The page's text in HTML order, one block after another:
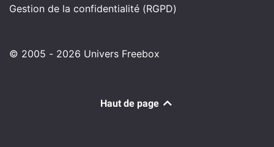
Gestion de la confidentialité (RGPD)
© 2005 - 2026 Univers Freebox
Haut de page